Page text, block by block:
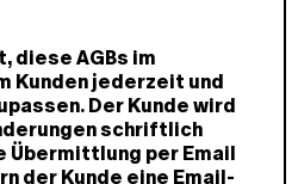
diese AGBs im
Kunden jederzeit und
Der Kunde wird
schriftlich
per Email
der Kunde eine Email-